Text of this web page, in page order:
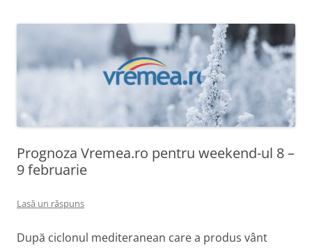
Prognoza Vremea.ro pentru weekend-ul 8 –
9 februarie
Lasă un răspuns
După ciclonul mediteranean care a produs vânt